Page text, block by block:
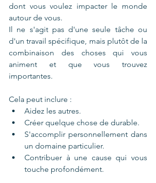
dont vous voulez impacter le monde
autour de vous.
Il ne s'agit pas d'une seule tâche ou
d'un travail spécifique, mais plutôt de la
combinaison des choses qui vous
animent et que vous trouvez
importantes.
Cela peut inclure :
Aidez les autres.
Créer quelque chose de durable.
S'accomplir personnellement dans
un domaine particulier.
Contribuer à une cause qui vous
touche profondément.